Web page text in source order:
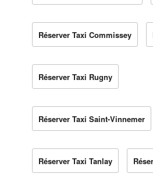
Réserver Taxi Commissey
Réserver Taxi Rugny
Réserver Taxi Saint-Vinnemer
Réserver Taxi Tanlay